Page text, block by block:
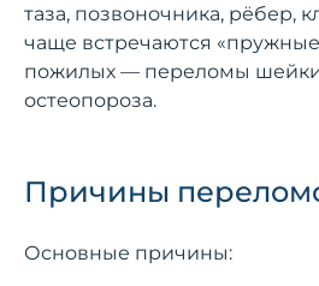
таза, позвоночника, рёбер,
чаще встречаются
пожилых — переломы шейки
остеопороза.
Причины
Основные причины: